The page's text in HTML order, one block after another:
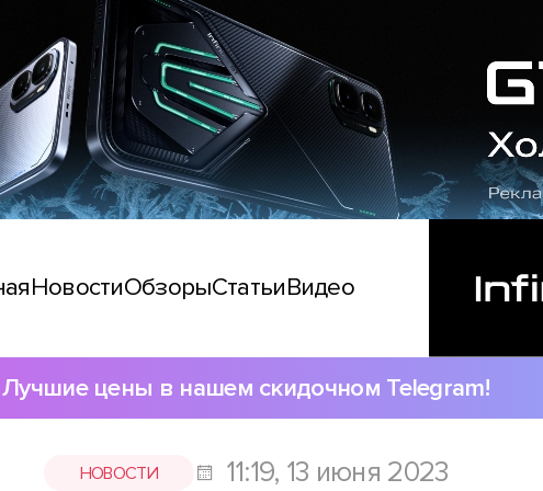
НовостиОбзорыСтатьиВидео
Лучшие цены в нашем скидочном Telegram!
НОВОСТИ 11:19, 13 июня 2023